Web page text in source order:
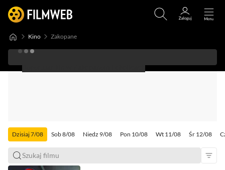
Kino Zakopane
Dzisiaj 7/08 Sob 8/08 Niedz 9/08 Pon 10/08 Wt 11/08 Śr 12/08